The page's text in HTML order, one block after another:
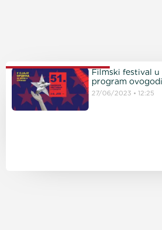
PROČITAJTE JOŠFilmski festival
program
27/06/2023 12:25